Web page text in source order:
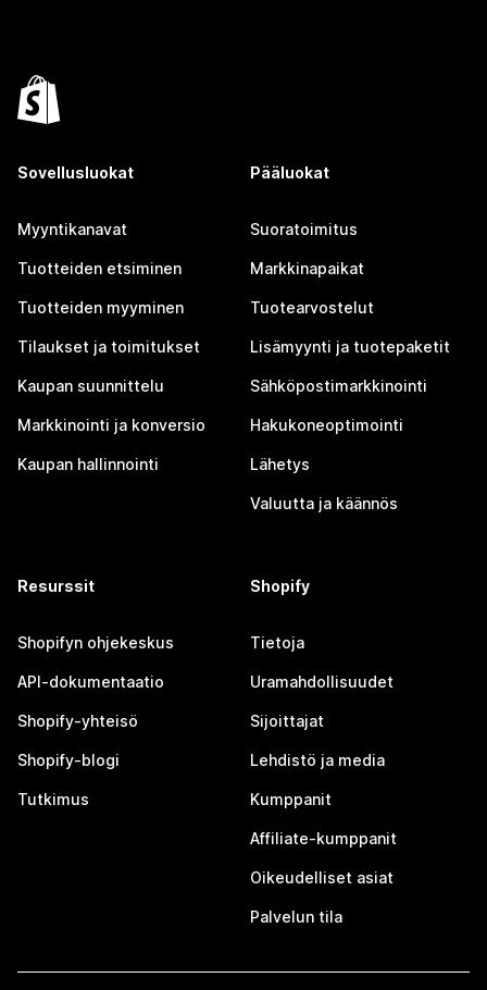
Sovellusluokat
Myyntikanavat
Tuotteiden etsiminen
Tuotteiden myyminen
Tilaukset ja toimitukset
Kaupan suunnittelu
Markkinointi ja konversio
Kaupan hallinnointi
Pääluokat
Suoratoimitus
Markkinapaikat
Tuotearvostelut
Lisämyynti ja tuotepaketit
Sähköpostimarkkinointi
Hakukoneoptimointi
Lähetys
Valuutta ja käännös
Resurssit
Shopifyn ohjekeskus
API-dokumentaatio
Shopify-yhteisö
Shopify-blogi
Tutkimus
Shopify
Tietoja
Uramahdollisuudet
Sijoittajat
Lehdistö ja media
Kumppanit
Affiliate-kumppanit
Oikeudelliset asiat
Palvelun tila